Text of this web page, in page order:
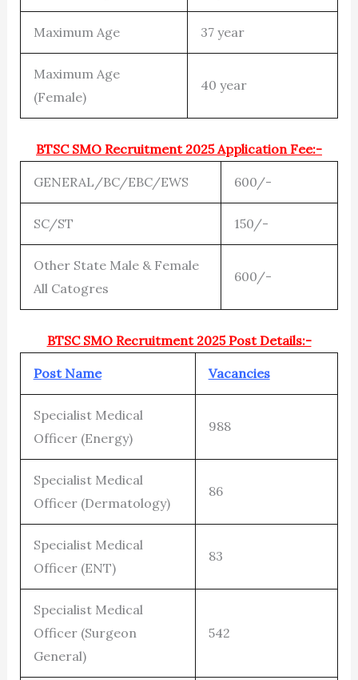
Maximum Age 37 year
Maximum Age
(Female)
40 year
BTSC SMO Recruitment 2025 Application Fee:-
GENERAL/BC/EBC/EWS 600/-
SC/ST 150/-
Other State Male & Female
All Catogres
600/-
BTSC SMO Recruitment 2025 Post Details:-
Post Name Vacancies
Specialist Medical
Officer (Energy)
988
Specialist Medical
Officer (Dermatology)
86
Specialist Medical
Officer (ENT)
83
Specialist Medical
Officer (Surgeon
General)
542